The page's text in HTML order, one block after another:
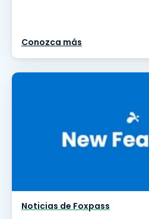
Conozca más
Noticias de Foxpass